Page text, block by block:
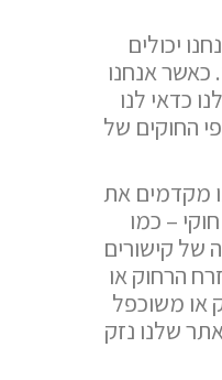
יכולים
אנחנו
כדאי לנו
החוקים של
מקדמים את
– כמו
של קישורים
הרחוק או
או משוכפל
שלנו נזק